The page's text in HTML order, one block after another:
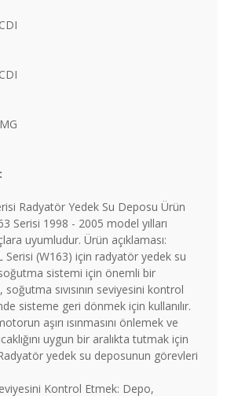
Radyatör Yedek Su Deposu Ürün
Serisi 1998 - 2005 model yılları
uyumludur. Ürün açıklaması:
Serisi (W163) için radyatör yedek su
soğutma sistemi için önemli bir
sıvısının seviyesini kontrol
sisteme geri dönmek için kullanılır.
aşırı ısınmasını önlemek ve
uygun bir aralıkta tutmak için
yedek su deposunun görevleri
Kontrol Etmek: Depo,